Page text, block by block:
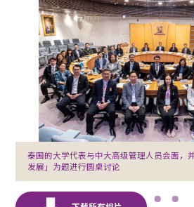
泰国的大学代表与中大高级管理人员会面，
发展」为题进行圆桌讨论